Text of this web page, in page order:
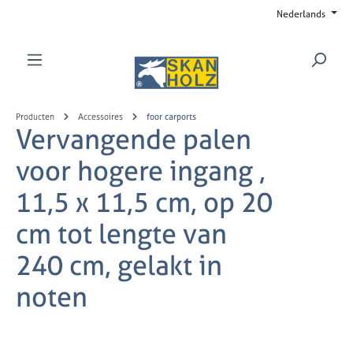
Producten Accessoires foor carports
Vervangende palen
voor hogere ingang ,
11,5 x 11,5 cm, op 20
cm tot lengte van
240 cm, gelakt in
noten
Nederlands